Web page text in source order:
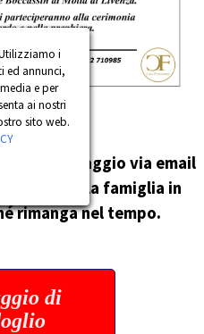
i
ed annunci,
e per
ai nostri
sito web.
un messaggio via email
alla famiglia in
rimanga nel tempo.
di